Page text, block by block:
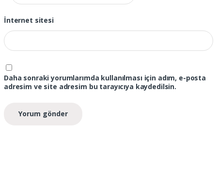
İnternet sitesi
Daha sonraki yorumlarımda kullanılması için adım, e-posta
adresim ve site adresim bu tarayıcıya kaydedilsin.